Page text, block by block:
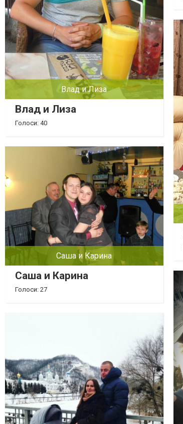
Влад и Лиза
Влад и Лиза
Голоси: 40
Саша и Карина
Саша и Карина
Голоси: 27